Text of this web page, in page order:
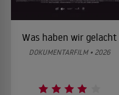
Was haben wir gelacht
DOKUMENTARFILM • 2026